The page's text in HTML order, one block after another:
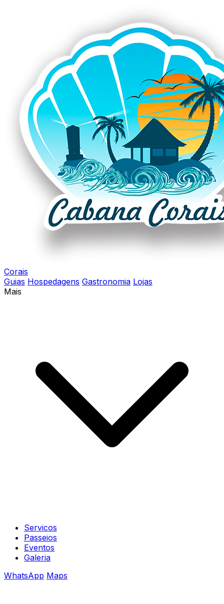
Corais
Guias Hospedagens Gastronomia Lojas
Mais
Servicos
Passeios
Eventos
Galeria
WhatsApp Maps